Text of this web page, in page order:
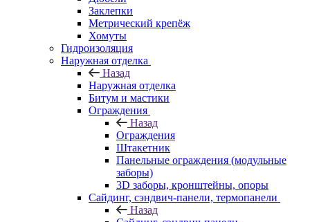
Заклепки
Метрический крепёж
Хомуты
Гидроизоляция
Наружная отделка
Назад
Наружная отделка
Битум и мастики
Ограждения
Назад
Ограждения
Штакетник
Панельные ограждения (модульные
заборы)
3D заборы, кронштейны, опоры
Cайдинг, сэндвич-панели, термопанели
Назад